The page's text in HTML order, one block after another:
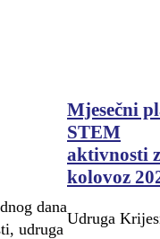
dana
udruga
Mjesečni
STEM
aktivnosti
kolovoz
Udruga